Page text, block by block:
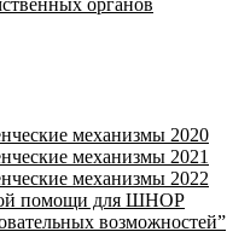
органов
механизмы 2020
механизмы 2021
механизмы 2022
помощи для ШНОР
возможностей”